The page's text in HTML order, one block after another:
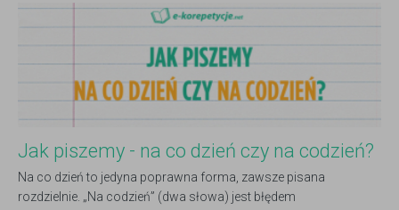
Jak piszemy - na co dzień czy na codzień?
Na co dzień to jedyna poprawna forma, zawsze pisana
rozdzielnie. „Na codzień” (dwa słowa) jest błędem